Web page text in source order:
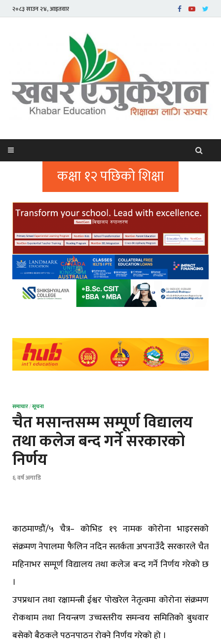
२०८३ साउन २४, आइतवार
कक्षा १२ पछिको शिक्षा
समाचार/सूचना
चैत मसान्तसम्म सम्पूर्ण विद्यालय
तथा कलेज बन्द गर्ने सरकारको
निर्णय
६ वर्ष अगाडि
काठमाण्डौं/५ चैत्र– कोभिड १९ नामक कोरोना भाइरसको
संक्रमण नेपालमा फैलिन नदिन सतर्कता अपनाउँदै सरकारले चैत
महिनाभर सम्पूर्ण विद्यालय तथा कलेज बन्द गर्ने निर्णय गरेको छ
।
उपप्रधान तथा रक्षामन्त्री ईश्वर पोखरेल नेतृत्वमा कोरोना संक्रमण
रोकथाम तथा नियन्त्रण उच्चस्तरीय समन्वय समितिको बुधवार
बसेको बैठकले पठनपाठन रोक्ने निर्णय गरेको हो ।